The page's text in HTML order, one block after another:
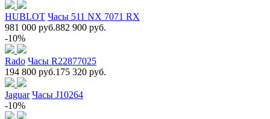
HUBLOT Часы 511 NX 7071 RX
981 000 руб.882 900 руб.
-10%
Rado Часы R22877025
194 800 руб.175 320 руб.
Jaguar Часы J10264
-10%